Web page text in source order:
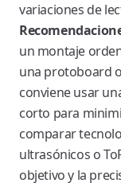
variaciones de
un montaje
una protoboard
conviene usar
corto para
comparar
ultrasónicos o
objetivo y la